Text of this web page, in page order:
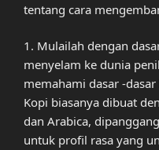
tentang cara
1. Mulailah dengan
menyelam ke dunia
memahami dasar -
Kopi biasanya dibuat
dan Arabica,
untuk profil rasa yang